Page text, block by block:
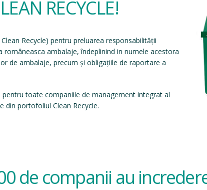
RECYCLE!
Recycle) pentru preluarea responsabilității
ambalaje, îndeplinind in numele acestora
de ambalaje, precum și obligațiile de raportare a
toate companiile de management integrat al
din portofoliul Clean Recycle.
de companii au